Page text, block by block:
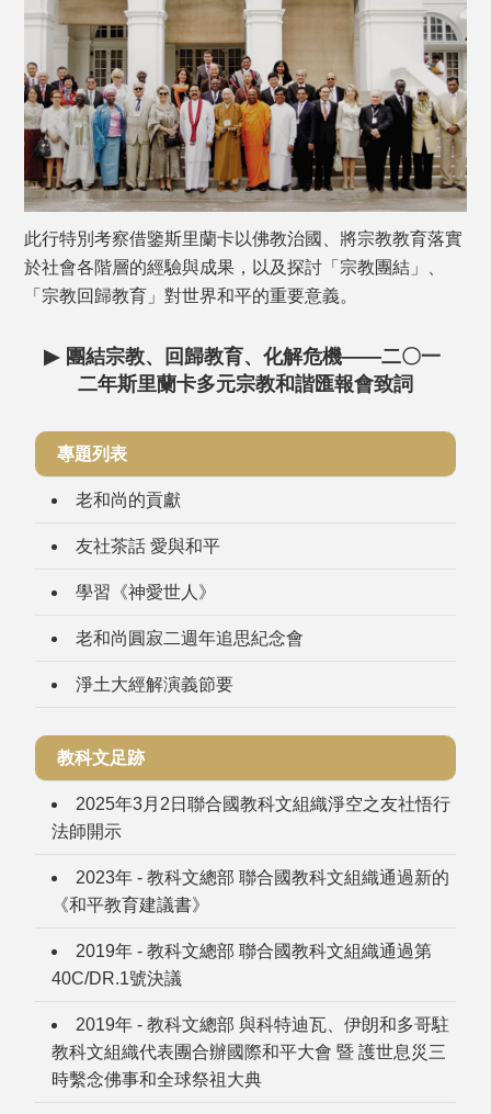
此行特別考察借鑒斯里蘭卡以佛教治國、將宗教教育落實
於社會各階層的經驗與成果，以及探討「宗教團結」、
「宗教回歸教育」對世界和平的重要意義。
▶ 團結宗教、回歸教育、化解危機——二〇一
二年斯里蘭卡多元宗教和諧匯報會致詞
專題列表
老和尚的貢獻
友社茶話 愛與和平
學習《神愛世人》
老和尚圓寂二週年追思紀念會
淨土大經解演義節要
教科文足跡
2025年3月2日聯合國教科文組織淨空之友社悟行
法師開示
2023年 - 教科文總部 聯合國教科文組織通過新的
《和平教育建議書》
2019年 - 教科文總部 聯合國教科文組織通過第
40C/DR.1號決議
2019年 - 教科文總部 與科特迪瓦、伊朗和多哥駐
教科文組織代表團合辦國際和平大會 暨 護世息災三
時繫念佛事和全球祭祖大典